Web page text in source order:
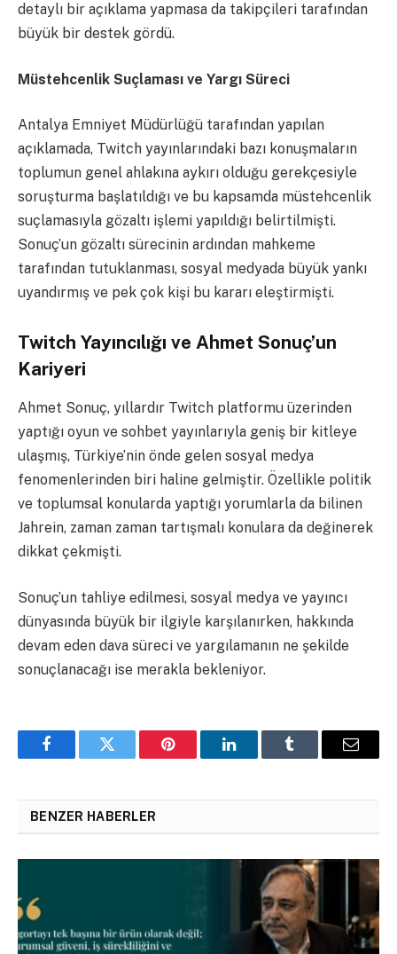
detaylı bir açıklama yapmasa da takipçileri tarafından
büyük bir destek gördü.
Müstehcenlik Suçlaması ve Yargı Süreci
Antalya Emniyet Müdürlüğü tarafından yapılan
açıklamada, Twitch yayınlarındaki bazı konuşmaların
toplumun genel ahlakına aykırı olduğu gerekçesiyle
soruşturma başlatıldığı ve bu kapsamda müstehcenlik
suçlamasıyla gözaltı işlemi yapıldığı belirtilmişti.
Sonuç’un gözaltı sürecinin ardından mahkeme
tarafından tutuklanması, sosyal medyada büyük yankı
uyandırmış ve pek çok kişi bu kararı eleştirmişti.
Twitch Yayıncılığı ve Ahmet Sonuç’un
Kariyeri
Ahmet Sonuç, yıllardır Twitch platformu üzerinden
yaptığı oyun ve sohbet yayınlarıyla geniş bir kitleye
ulaşmış, Türkiye’nin önde gelen sosyal medya
fenomenlerinden biri haline gelmiştir. Özellikle politik
ve toplumsal konularda yaptığı yorumlarla da bilinen
Jahrein, zaman zaman tartışmalı konulara da değinerek
dikkat çekmişti.
Sonuç’un tahliye edilmesi, sosyal medya ve yayıncı
dünyasında büyük bir ilgiyle karşılanırken, hakkında
devam eden dava süreci ve yargılamanın ne şekilde
sonuçlanacağı ise merakla bekleniyor.
FacebookTwitter Pinterest LinkedInTumblr Email
BENZER HABERLER